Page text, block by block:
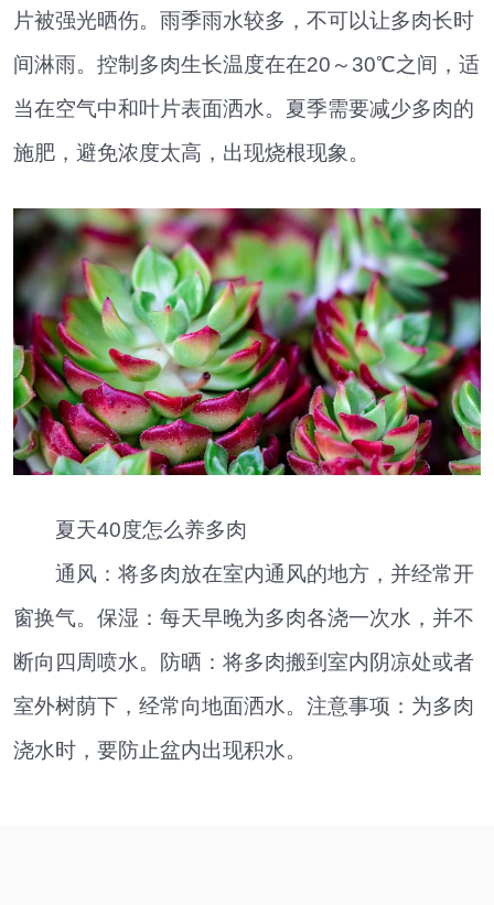
片被强光晒伤。雨季雨水较多，不可以让多肉长时
间淋雨。控制多肉生长温度在在20～30℃之间，适
当在空气中和叶片表面洒水。夏季需要减少多肉的
施肥，避免浓度太高，出现烧根现象。
夏天40度怎么养多肉
通风：将多肉放在室内通风的地方，并经常开
窗换气。保湿：每天早晚为多肉各浇一次水，并不
断向四周喷水。防晒：将多肉搬到室内阴凉处或者
室外树荫下，经常向地面洒水。注意事项：为多肉
浇水时，要防止盆内出现积水。